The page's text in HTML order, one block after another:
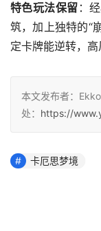
特色玩法保留 ：
筑，加上独特的“
定卡牌能逆转，高
本文发布者：
处： https://
卡厄思梦境